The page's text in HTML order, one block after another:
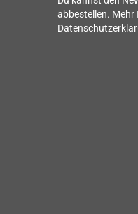
abbestellen. Mehr